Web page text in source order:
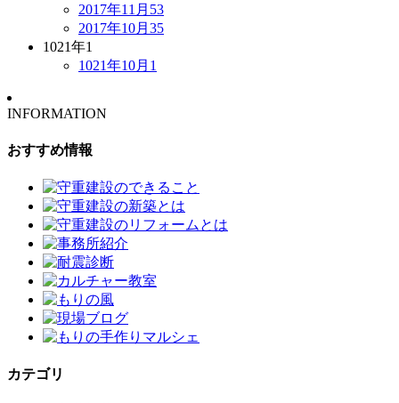
2017年11月 53
2017年10月 35
1021年1
1021年10月 1
INFORMATION
おすすめ情報
カテゴリ